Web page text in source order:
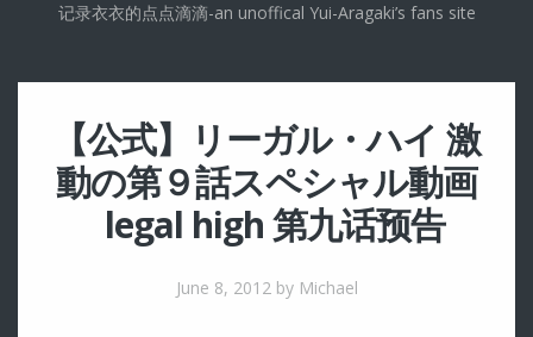
记录衣衣的点点滴滴-an unoffical Yui-Aragaki’s fans site
【公式】リーガル・ハイ 激
動の第９話スペシャル動画
legal high 第九话预告
June 8, 2012by Michael